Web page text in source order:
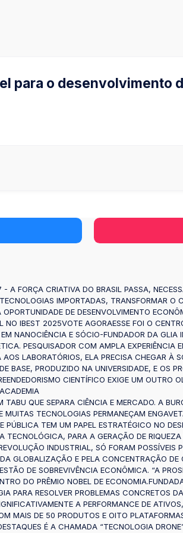
para o desenvolvimento
FORÇA CRIATIVA DO BRASIL PASSA,
IMPORTADAS, TRANSFORMAR
DE DESENVOLVIMENTO
IBEST 2025VOTE AGORAESSE FOI O
NANOCIÊNCIA E SÓCIO-FUNDADOR DA GLIA
PESQUISADOR COM AMPLA EXPERIÊNCIA
LABORATÓRIOS, ELA PRECISA CHEGAR À
BASE, PRODUZIDO NA UNIVERSIDADE, E OS
CIENTÍFICO EXIGE UM OUTRO
QUE SEPARA CIÊNCIA E MERCADO. A
TECNOLOGIAS PERMANEÇAM
PÚBLICA TEM UM PAPEL ESTRATÉGICO NO
PARA A GERAÇÃO DE
INDUSTRIAL, SÓ FORAM
GLOBALIZAÇÃO E PELA CONCENTRAÇÃO
DE SOBREVIVÊNCIA ECONÔMICA. “A
DO PRÊMIO NOBEL DE
PARA RESOLVER PROBLEMAS CONCRETOS
A PERFORMANCE DE
MAIS DE 50 PRODUTOS E OITO
É A CHAMADA “TECNOLOGIA